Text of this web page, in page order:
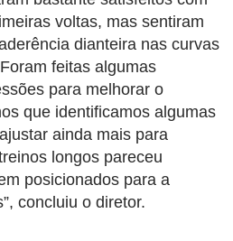
voltas, mas sentiram
dianteira nas curvas
feitas algumas
para melhorar o
que identificamos algumas
ainda mais para
longos pareceu
posicionados para a
concluiu o diretor.